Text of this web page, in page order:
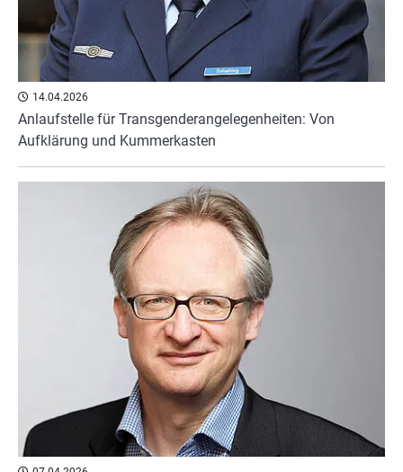
14.04.2026
Anlaufstelle für Transgenderangelegenheiten: Von
Aufklärung und Kummerkasten